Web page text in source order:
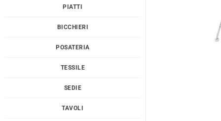
PIATTI
BICCHIERI
POSATERIA
TESSILE
SEDIE
TAVOLI